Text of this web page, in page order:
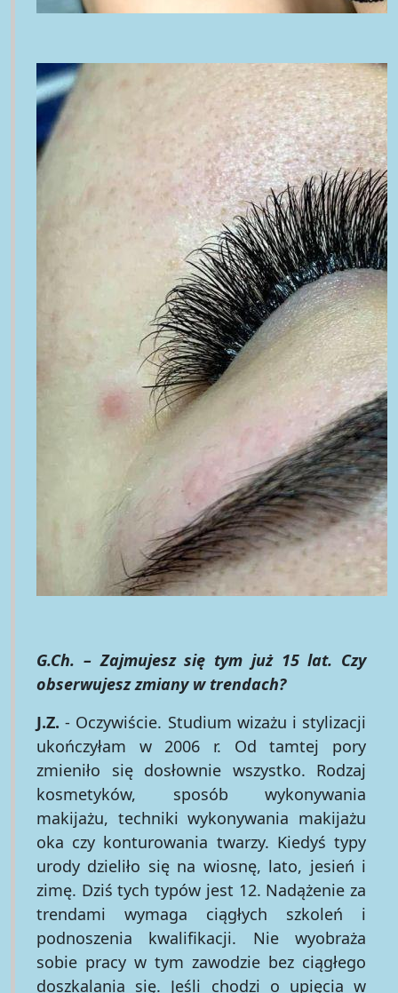
G.Ch. – Zajmujesz się tym już 15 lat. Czy
obserwujesz zmiany w trendach?
J.Z. - Oczywiście. Studium wizażu i stylizacji
ukończyłam w 2006 r. Od tamtej pory
zmieniło się dosłownie wszystko. Rodzaj
kosmetyków, sposób wykonywania
makijażu, techniki wykonywania makijażu
oka czy konturowania twarzy. Kiedyś typy
urody dzieliło się na wiosnę, lato, jesień i
zimę. Dziś tych typów jest 12. Nadążenie za
trendami wymaga ciągłych szkoleń i
podnoszenia kwalifikacji. Nie wyobraża
sobie pracy w tym zawodzie bez ciągłego
doszkalania się. Jeśli chodzi o upięcia w